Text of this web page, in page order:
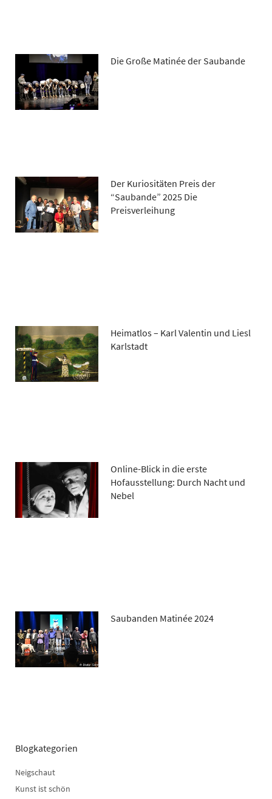
Die Große Matinée der Saubande
Der Kuriositäten Preis der
“Saubande” 2025 Die
Preisverleihung
Heimatlos – Karl Valentin und Liesl
Karlstadt
Online-Blick in die erste
Hofausstellung: Durch Nacht und
Nebel
Saubanden Matinée 2024
Blogkategorien
Neigschaut
Kunst ist schön